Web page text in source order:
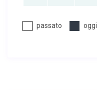
passato oggi